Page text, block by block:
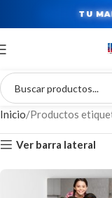
TU
Inicio Productos
Ver barra lateral